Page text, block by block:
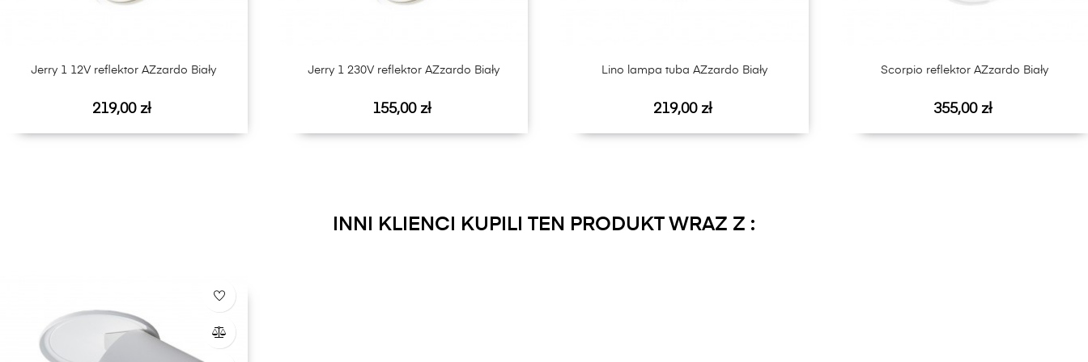
Jerry 1 12V reflektor AZzardo Biały
Cena
219,00 zł
Jerry 1 230V reflektor AZzardo Biały
Cena
155,00 zł
Lino lampa tuba AZzardo Biały
Cena
219,00 zł
Scorpio reflektor AZzardo Biały
Cena
355,00 zł
INNI KLIENCI KUPILI TEN PRODUKT WRAZ Z :